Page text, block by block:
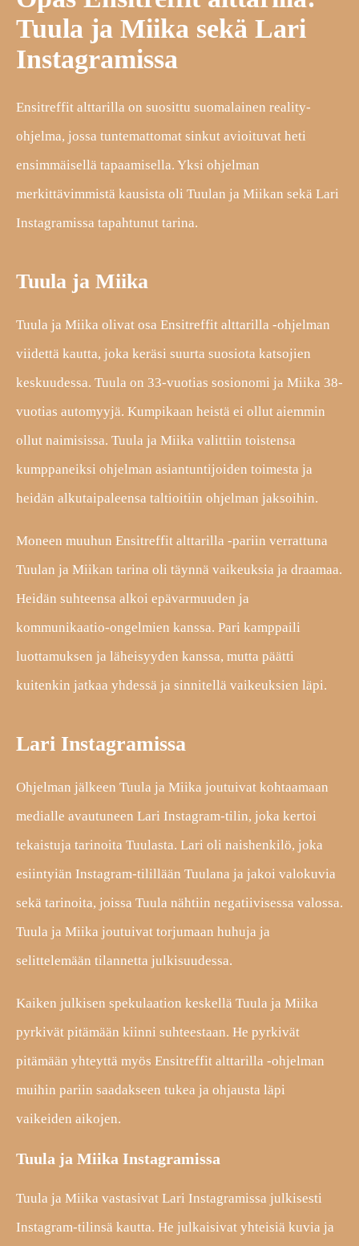
Tuula ja Miika sekä Lari
Instagramissa
Ensitreffit alttarilla on suosittu suomalainen reality-
ohjelma, jossa tuntemattomat sinkut avioituvat heti
ensimmäisellä tapaamisella. Yksi ohjelman
merkittävimmistä kausista oli Tuulan ja Miikan sekä Lari
Instagramissa tapahtunut tarina.
Tuula ja Miika
Tuula ja Miika olivat osa Ensitreffit alttarilla -ohjelman
viidettä kautta, joka keräsi suurta suosiota katsojien
keskuudessa. Tuula on 33-vuotias sosionomi ja Miika 38-
vuotias automyyjä. Kumpikaan heistä ei ollut aiemmin
ollut naimisissa. Tuula ja Miika valittiin toistensa
kumppaneiksi ohjelman asiantuntijoiden toimesta ja
heidän alkutaipaleensa taltioitiin ohjelman jaksoihin.
Moneen muuhun Ensitreffit alttarilla -pariin verrattuna
Tuulan ja Miikan tarina oli täynnä vaikeuksia ja draamaa.
Heidän suhteensa alkoi epävarmuuden ja
kommunikaatio-ongelmien kanssa. Pari kamppaili
luottamuksen ja läheisyyden kanssa, mutta päätti
kuitenkin jatkaa yhdessä ja sinnitellä vaikeuksien läpi.
Lari Instagramissa
Ohjelman jälkeen Tuula ja Miika joutuivat kohtaamaan
medialle avautuneen Lari Instagram-tilin, joka kertoi
tekaistuja tarinoita Tuulasta. Lari oli naishenkilö, joka
esiintyiän Instagram-tilillään Tuulana ja jakoi valokuvia
sekä tarinoita, joissa Tuula nähtiin negatiivisessa valossa.
Tuula ja Miika joutuivat torjumaan huhuja ja
selittelemään tilannetta julkisuudessa.
Kaiken julkisen spekulaation keskellä Tuula ja Miika
pyrkivät pitämään kiinni suhteestaan. He pyrkivät
pitämään yhteyttä myös Ensitreffit alttarilla -ohjelman
muihin pariin saadakseen tukea ja ohjausta läpi
vaikeiden aikojen.
Tuula ja Miika Instagramissa
Tuula ja Miika vastasivat Lari Instagramissa julkisesti
Instagram-tilinsä kautta. He julkaisivat yhteisiä kuvia ja